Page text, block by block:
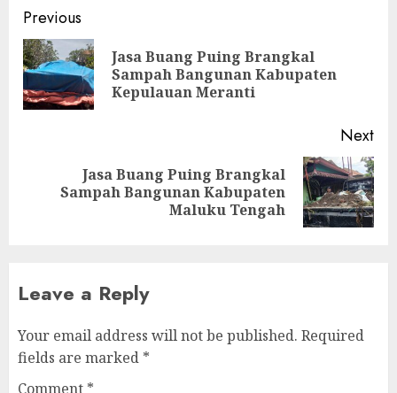
Continue
Reading
Previous
Jasa Buang Puing Brangkal
Sampah Bangunan Kabupaten
Kepulauan Meranti
Next
Jasa Buang Puing Brangkal
Sampah Bangunan Kabupaten
Maluku Tengah
Leave a Reply
Your email address will not be published. Required
fields are marked *
Comment *